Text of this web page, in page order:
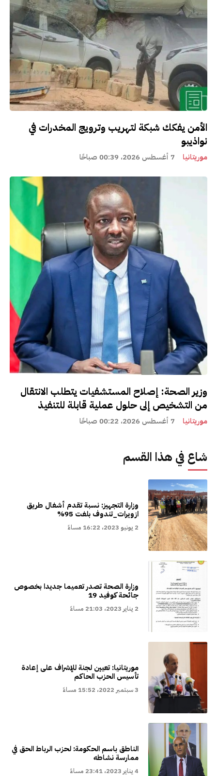
الأمن يفكك شبكة لتهريب وترويج المخدرات في
نواذيبو
موريتانيا 7 أغسطس 2026، 00:39 صباحًا
وزير الصحة: إصلاح المستشفيات يتطلب الانتقال
من التشخيص إلى حلول عملية قابلة للتنفيذ
موريتانيا 7 أغسطس 2026، 00:22 صباحًا
شاع في هذا القسم
وزارة التجهيز: نسبة تقدم أشغال طريق
ازويرات_تندوف بلغت 95%
2 يونيو 2023، 16:22 مساءً
وزارة الصحة تصدر تعميما جديدا بخصوص
جائحة كوفيد 19
2 يناير 2023، 21:03 مساءً
موريتانيا: تعيين لجنة للإشراف على إعادة
تأسيس الحزب الحاكم
3 سبتمبر 2022، 15:52 مساءً
الناطق باسم الحكومة: لحزب الرباط الحق في
ممارسة نشاطه
4 يناير 2023، 23:41 مساءً